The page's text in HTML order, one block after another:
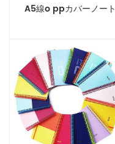
A5線o ppカバーノート